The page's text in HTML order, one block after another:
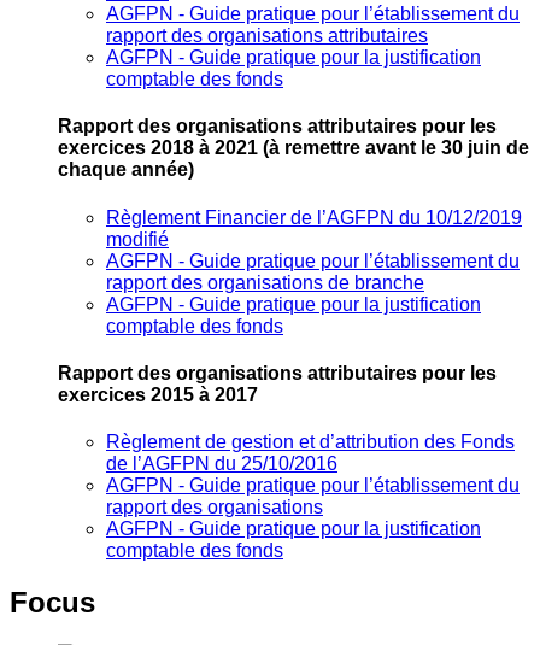
AGFPN ‐ Guide pratique pour l’établissement du
rapport des organisations attributaires
AGFPN ‐ Guide pratique pour la justification
comptable des fonds
Rapport des organisations attributaires pour les
exercices 2018 à 2021 (à remettre avant le 30 juin de
chaque année)
Règlement Financier de l’AGFPN du 10/12/2019
modifié
AGFPN ‐ Guide pratique pour l’établissement du
rapport des organisations de branche
AGFPN ‐ Guide pratique pour la justification
comptable des fonds
Rapport des organisations attributaires pour les
exercices 2015 à 2017
Règlement de gestion et d’attribution des Fonds
de l’AGFPN du 25/10/2016
AGFPN ‐ Guide pratique pour l’établissement du
rapport des organisations
AGFPN ‐ Guide pratique pour la justification
comptable des fonds
Focus